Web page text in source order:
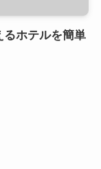
るホテルを簡単